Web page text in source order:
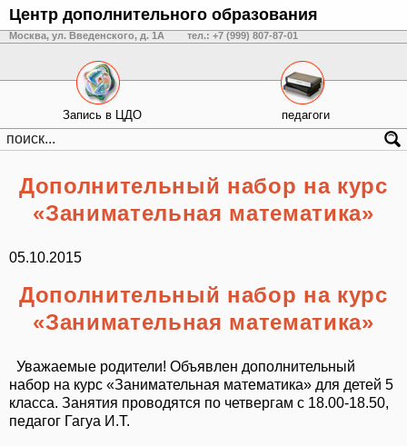
Центр дополнительного образования
Москва, ул. Введенского, д. 1А тел.: +7 (999) 807-87-01
Запись в ЦДО педагоги
Дополнительный набор на курс
«Занимательная математика»
05.10.2015
Дополнительный набор на курс
«Занимательная математика»
Уважаемые родители! Объявлен дополнительный
набор на курс «Занимательная математика» для детей 5
класса. Занятия проводятся по четвергам с 18.00-18.50,
педагог Гагуа И.Т.